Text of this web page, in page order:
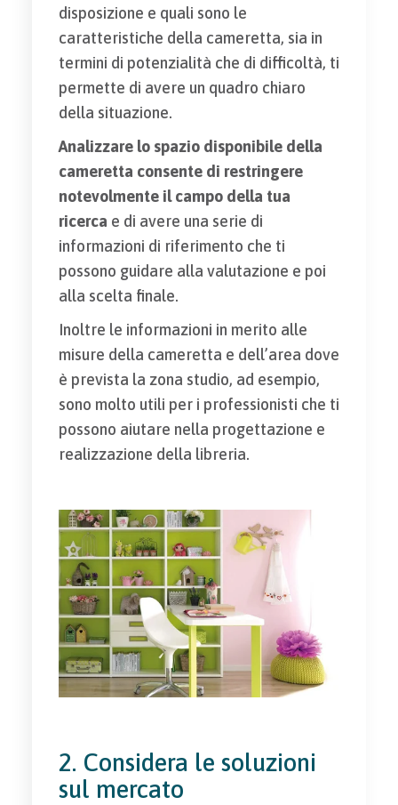
disposizione e quali sono le
caratteristiche della cameretta, sia in
termini di potenzialità che di difficoltà, ti
permette di avere un quadro chiaro
della situazione.
Analizzare lo spazio disponibile della
cameretta consente di restringere
notevolmente il campo della tua
ricerca e di avere una serie di
informazioni di riferimento che ti
possono guidare alla valutazione e poi
alla scelta finale.
Inoltre le informazioni in merito alle
misure della cameretta e dell’area dove
è prevista la zona studio, ad esempio,
sono molto utili per i professionisti che ti
possono aiutare nella progettazione e
realizzazione della libreria.
2. Considera le soluzioni
sul mercato